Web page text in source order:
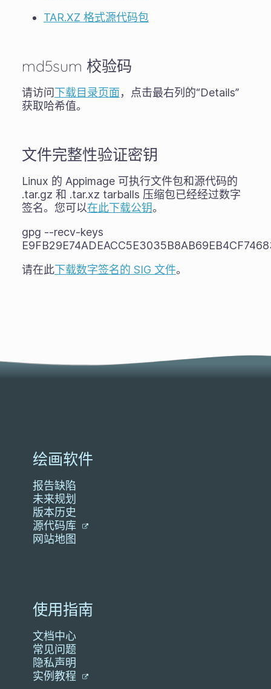
TAR.XZ 格式源代码包
md5sum 校验码
请访问下载目录页面，点击最右列的“Details”
获取哈希值。
文件完整性验证密钥
Linux 的 Appimage 可执行文件包和源代码的
.tar.gz 和 .tar.xz tarballs 压缩包已经经过数字
签名。您可以在此下载公钥。
gpg --recv-keys
请在此下载数字签名的 SIG 文件。
绘画软件
报告缺陷
未来规划
版本历史
源代码库
网站地图
使用指南
文档中心
常见问题
隐私声明
实例教程